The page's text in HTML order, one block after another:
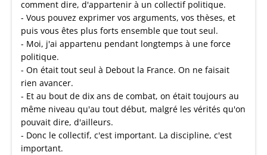
comment dire, d'appartenir à un collectif politique.
- Vous pouvez exprimer vos arguments, vos thèses, et
puis vous êtes plus forts ensemble que tout seul.
- Moi, j'ai appartenu pendant longtemps à une force
politique.
- On était tout seul à Debout la France. On ne faisait
rien avancer.
- Et au bout de dix ans de combat, on était toujours au
même niveau qu'au tout début, malgré les vérités qu'on
pouvait dire, d'ailleurs.
- Donc le collectif, c'est important. La discipline, c'est
important.